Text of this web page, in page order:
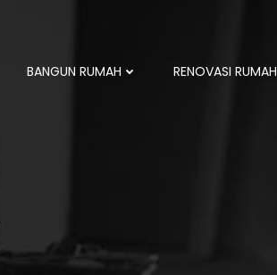
BANGUN RUMAH RENOVASI RUMAH